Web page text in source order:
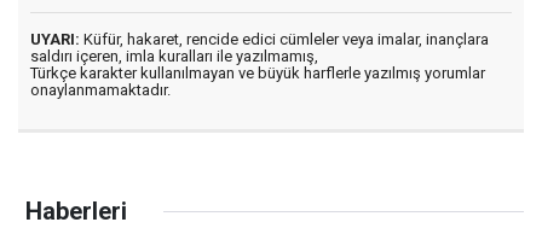
UYARI: Küfür, hakaret, rencide edici cümleler veya imalar, inançlara
saldırı içeren, imla kuralları ile yazılmamış,
Türkçe karakter kullanılmayan ve büyük harflerle yazılmış yorumlar
onaylanmamaktadır.
Haberleri